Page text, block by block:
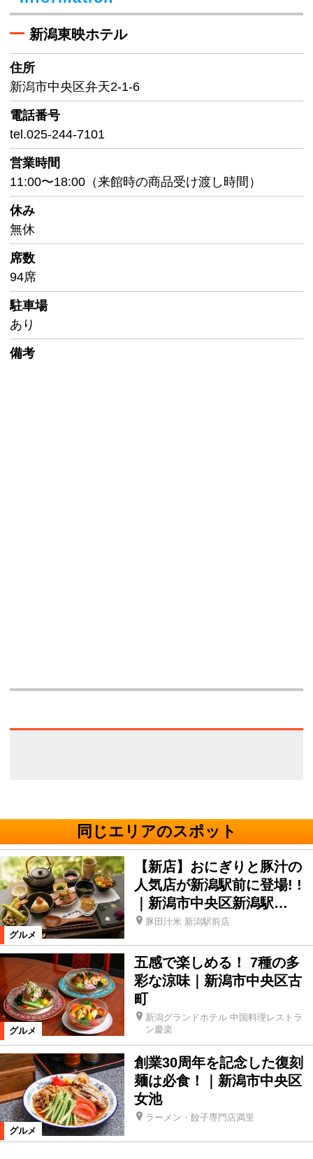
新潟東映ホテル
住所
新潟市中央区弁天2-1-6
電話番号
tel.025-244-7101
営業時間
11:00〜18:00（来館時の商品受け渡し時間）
休み
無休
席数
94席
駐車場
あり
備考
同じエリアのスポット
グルメ
【新店】おにぎりと豚汁の
人気店が新潟駅前に登場! !
｜新潟市中央区新潟駅…
豚田汁米 新潟駅前店
グルメ
五感で楽しめる！ 7種の多
彩な涼味｜新潟市中央区古
町
新潟グランドホテル 中国料理レストラ
ン慶楽
グルメ
創業30周年を記念した復刻
麺は必食！｜新潟市中央区
女池
ラーメン・餃子専門店満里